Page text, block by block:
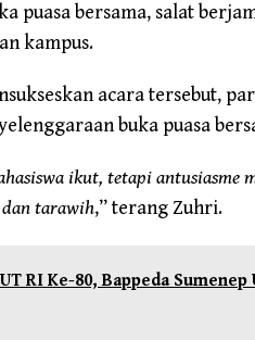
puasa bersama, salat
kampus.
acara tersebut,
buka puasa
ikut, tetapi antusiasme
tarawih,” terang Zuhri.
RI Ke-80, Bappeda